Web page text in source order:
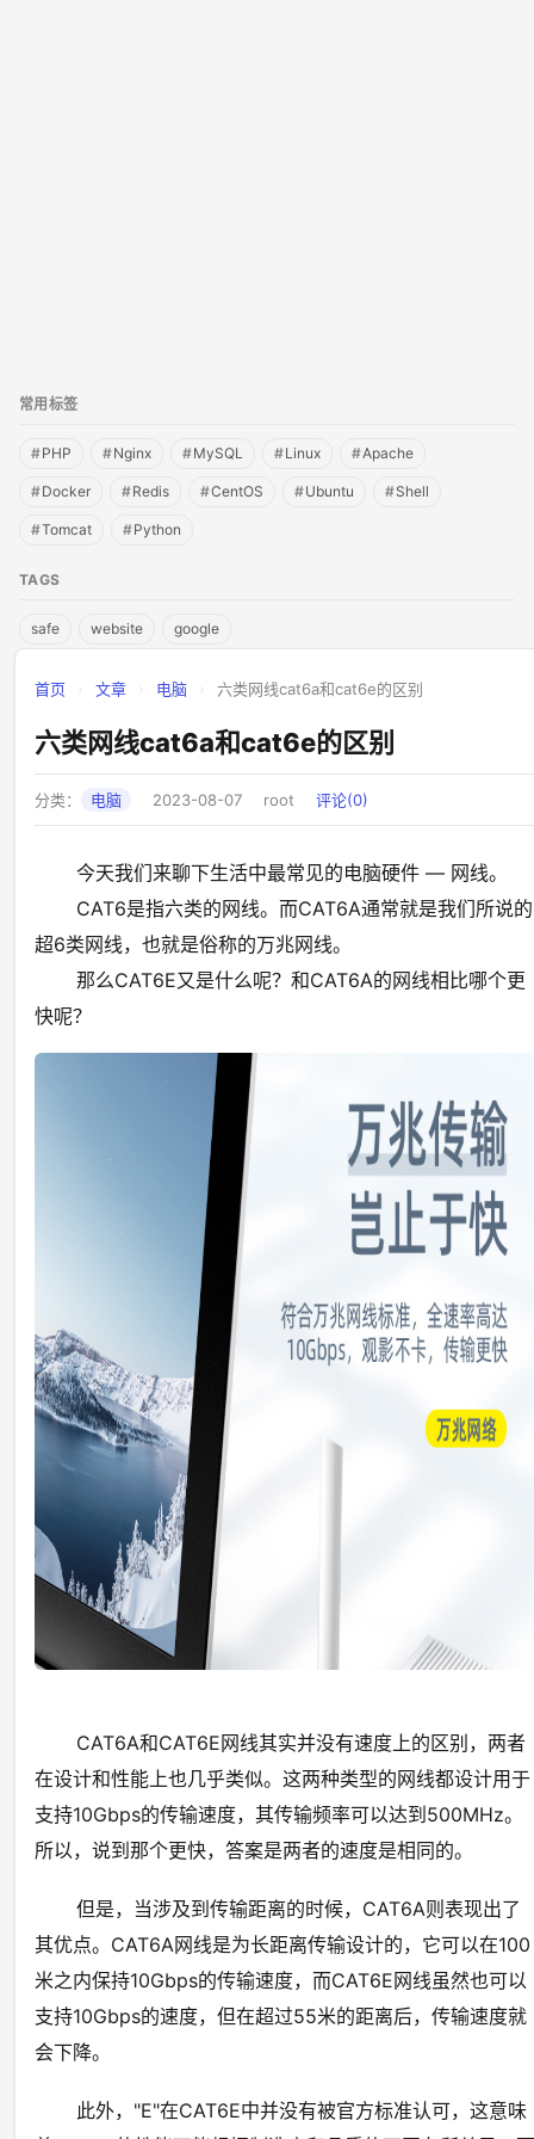
常用标签
#PHP #Nginx #MySQL #Linux #Apache
#Docker #Redis #CentOS #Ubuntu #Shell
#Tomcat #Python
TAGS
safe website google
首页 文章 电脑 六类网线cat6a和cat6e的区别
六类网线cat6a和cat6e的区别
分类： 电脑 2023-08-07 root 评论(0)
今天我们来聊下生活中最常见的电脑硬件 — 网线。
CAT6是指六类的网线。而CAT6A通常就是我们所说的
超6类网线，也就是俗称的万兆网线。
那么CAT6E又是什么呢？和CAT6A的网线相比哪个更
快呢？
CAT6A和CAT6E网线其实并没有速度上的区别，两者
在设计和性能上也几乎类似。这两种类型的网线都设计用于
支持10Gbps的传输速度，其传输频率可以达到500MHz。
所以，说到那个更快，答案是两者的速度是相同的。
但是，当涉及到传输距离的时候，CAT6A则表现出了
其优点。CAT6A网线是为长距离传输设计的，它可以在100
米之内保持10Gbps的传输速度，而CAT6E网线虽然也可以
支持10Gbps的速度，但在超过55米的距离后，传输速度就
会下降。
此外，"E"在CAT6E中并没有被官方标准认可，这意味